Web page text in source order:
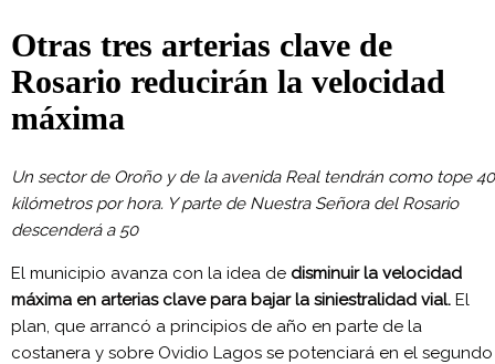
Otras tres arterias clave de
Rosario reducirán la velocidad
máxima
Un sector de Oroño y de la avenida Real tendrán como tope 40
kilómetros por hora. Y parte de Nuestra Señora del Rosario
descenderá a 50
El municipio avanza con la idea de disminuir la velocidad
máxima en arterias clave para bajar la siniestralidad vial. El
plan, que arrancó a principios de año en parte de la
costanera y sobre Ovidio Lagos se potenciará en el segundo